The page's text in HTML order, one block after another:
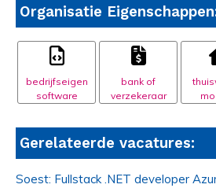
Organisatie
bedrijfseigen
software
bank of
verzekeraar
Gerelateerde vacatures:
Soest: Fullstack .NET developer